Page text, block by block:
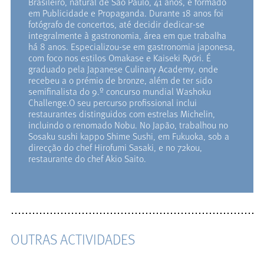
ingredientes e apresentação
3. Comer – Degustação e Partilha
Degustação dos pratos preparados durante a
oficina, acompanhados de chá
Momento de partilha, diálogo e
esclarecimento de questões finais
No final da oficina, será disponibilizado aos
participantes um PDF digital
Brasileiro, natural de São Paulo, 41 anos, é formado
em Publicidade e Propaganda. Durante 18 anos foi
fotógrafo de concertos, até decidir dedicar-se
integralmente à gastronomia, área em que trabalha
há 8 anos. Especializou-se em gastronomia japonesa,
com foco nos estilos Omakase e Kaiseki Ryōri. É
graduado pela Japanese Culinary Academy, onde
recebeu a o prémio de bronze, além de ter sido
semifinalista do 9.º concurso mundial Washoku
Challenge.O seu percurso profissional inclui
restaurantes distinguidos com estrelas Michelin,
incluindo o renomado Nobu. No Japão, trabalhou no
Sosaku sushi kappo Shime Sushi, em Fukuoka, sob a
direcção do chef Hirofumi Sasaki, e no 72kou,
restaurante do chef Akio Saito.
OUTRAS ACTIVIDADES